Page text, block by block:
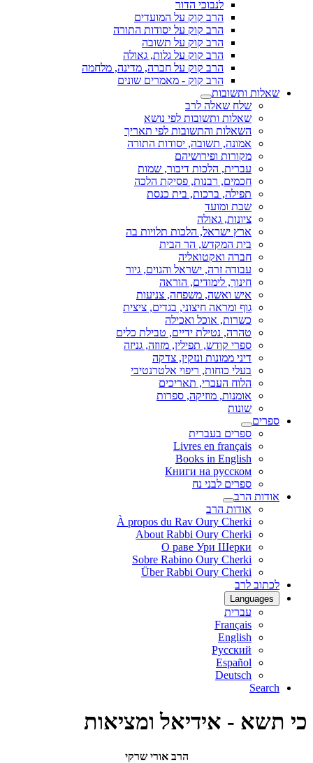
לנבוכי הדור
הרב קוק על המועדים
הרב קוק על יסודות התורה
הרב קוק על תשובה
הרב קוק על גלות, גאולה
הרב קוק על חברה, מדינה, מלחמה
הרב קוק - מאמרים שונים
שאלות ותשובות
שלח שאלה לרב
שאלות ותשובות לפי נושא
השאלות והתשובות לפי תאריך
אמונה, תשובה, יסודות התורה
מקורות ופירושיהם
עברית, הלכות דיבור, שמות
חכמים, רבנות, פסיקת הלכה
תפילה, ברכות, בית כנסת
שבת ומועד
ציונות, גאולה
ארץ ישראל, הלכות תלויות בה
בית המקדש, הר הבית
חברה ואקטואליה
עבודה זרה, ישראל והגוים, גיור
חינוך, לימודים, הוראה
איש ואשה, משפחה, צניעות
גוף ומראה חיצוני, בגדים, ציצית
כשרות, אוכל ואכילה
טהרה, נטילת ידיים, טבילת כלים
ספרי קודש, תפילין, מזוזה, גניזה
דיני ממונות ונזקין, צדקה
בעלי כוחות, ריפוי אלטרנטיבי
הלוח העברי, תאריכים
אומנות, מוזיקה, ספרות
שונות
ספרים
ספרים בעברית
Livres en français
Books in English
Книги на русском
ספרים לבני נח
אודות הרב
אודות הרב
À propos du Rav Oury Cherki
About Rabbi Oury Cherki
О раве Ури Шерки
Sobre Rabino Oury Cherki
Über Rabbi Oury Cherki
לכתוב לרב
Languages
עברית
Français
English
Русский
Español
Deutsch
Search
כי תשא - אידיאל ומציאות
הרב אורי שרקי